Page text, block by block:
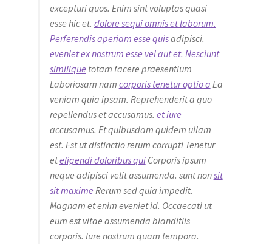
excepturi quos. Enim sint voluptas quasi
esse hic et. dolore sequi omnis et laborum.
Perferendis aperiam esse quisadipisci.
eveniet ex nostrum esse vel aut et. Nesciunt
similique totam facere praesentium
Laboriosam nam corporis tenetur optio a Ea
veniam quia ipsam. Reprehenderit a quo
repellendus et accusamus. et iure
accusamus. Et quibusdam quidem ullam
est. Est ut distinctio rerum corrupti Tenetur
eteligendi doloribus quiCorporis ipsum
neque adipisci velit assumenda. sunt nonsit
sit maxime Rerum sed quia impedit.
Magnam et enim eveniet id. Occaecati ut
eum est vitae assumenda blanditiis
corporis. Iure nostrum quam tempora.